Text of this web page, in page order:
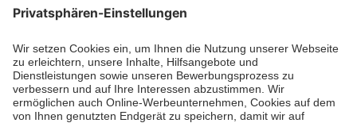
Die Johanniter GmbH führt das Spendenzertifikat
des Deutschen Spendenrats e.V.